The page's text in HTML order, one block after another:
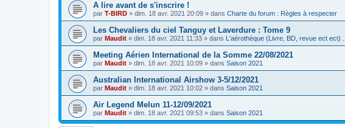
A lire avant de s'inscrire !
par T-BIRD » dim. 18 avr. 2021 20:09 » dans Charte du forum : Règles à respecter
Les Chevaliers du ciel Tanguy et Laverdure : Tome 9
par Maudit » dim. 18 avr. 2021 11:33 » dans L'aérothèque (Livre, BD, revue ect ect) ...
Meeting Aérien International de la Somme 22/08/2021
par Maudit » dim. 18 avr. 2021 10:09 » dans Saison 2021
Australian International Airshow 3-5/12/2021
par Maudit » dim. 18 avr. 2021 10:02 » dans Saison 2021
Air Legend Melun 11-12/09/2021
par Maudit » dim. 18 avr. 2021 09:53 » dans Saison 2021